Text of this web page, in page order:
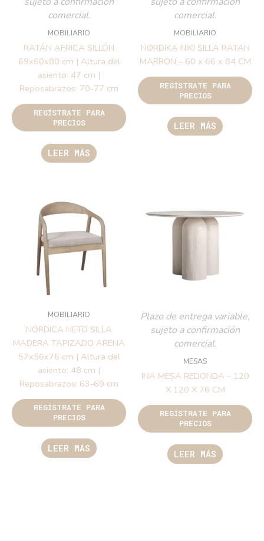
comercial.
MOBILIARIO
RATÁN AFRICA SILLÓN
69x60x80 cm | Altura del
asiento: 47 cm |
Reposabrazos: 70-77 cm
REGÍSTRATE PARA
PRECIOS
LEER MÁS
comercial.
MOBILIARIO
NORDIKA NIKI SILLA RATAN
MARRON – 60 x 66 x 84 CM
REGÍSTRATE PARA
PRECIOS
LEER MÁS
MOBILIARIO
NÓRDICA NETO SILLA
MADERA TAPIZADO ARENA
57x56x76 cm | Altura del
asiento: 48 cm |
Reposabrazos: 63-69 cm
REGÍSTRATE PARA
PRECIOS
LEER MÁS
Plazo de entrega variable,
sujeto a confirmación
comercial.
MESAS
INA MESA REDONDA – 120
X 120 X 76 CM
REGÍSTRATE PARA
PRECIOS
LEER MÁS